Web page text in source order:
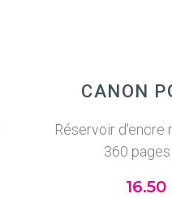
CANON
Réservoir d'encre
360 pages
16.50